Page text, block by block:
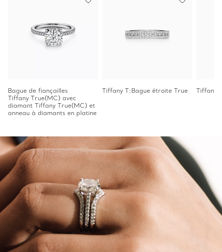
Bague de fiançailles
Tiffany True(MC) avec
diamant Tiffany True(MC) et
anneau à diamants en platine
Tiffany T:Bague étroite True Tiffany